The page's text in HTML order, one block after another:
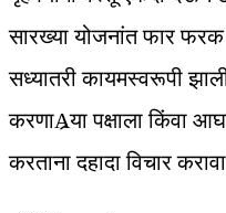
सारख्या योजनांत फार
सध्यातरी कायमस्वरूपी
करणाAर्‍या पक्षाला किंवा
करताना दहादा विचार